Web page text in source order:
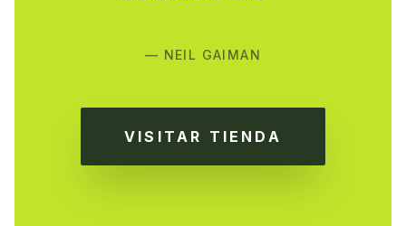
— NEIL GAIMAN
VISITAR TIENDA